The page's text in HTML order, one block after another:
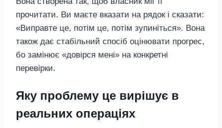
прочитати. Ви маєте вказати на рядок і сказати:
«Виправте це, потім це, потім зупиніться». Вона
також дає стабільний спосіб оцінювати прогрес,
бо замінює «довірся мені» на конкретні
перевірки.
Яку проблему це вирішує в
реальних операціях